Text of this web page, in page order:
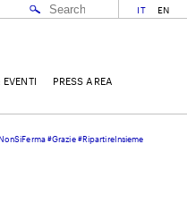
IT EN
EVENTI
PRESS AREA
#Grazie #RipartireInsieme